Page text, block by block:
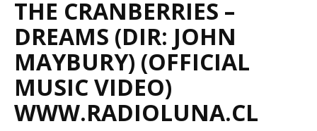
THE CRANBERRIES –
DREAMS (DIR: JOHN
MAYBURY) (OFFICIAL
MUSIC VIDEO)
WWW.RADIOLUNA.CL